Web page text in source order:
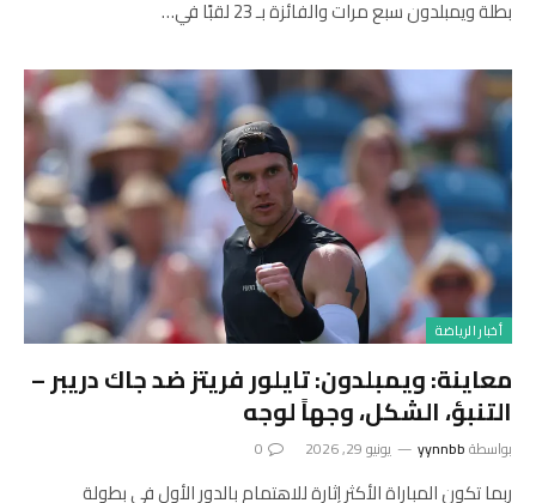
بطلة ويمبلدون سبع مرات والفائزة بـ 23 لقبًا في…
أخبار الرياضة
معاينة: ويمبلدون: تايلور فريتز ضد جاك دريبر –
التنبؤ، الشكل، وجهاً لوجه
بواسطةyynnbb يونيو 29, 2026 0
ربما تكون المباراة الأكثر إثارة للاهتمام بالدور الأول في بطولة